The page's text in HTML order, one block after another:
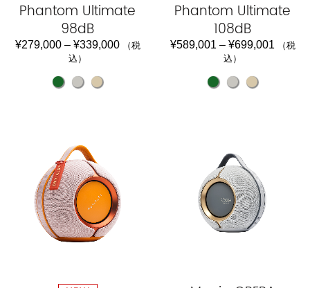
Phantom Ultimate
98dB
¥279,000– ¥339,000
（税
込）
Phantom Ultimate
108dB
¥589,001 – ¥699,001
（税
込）